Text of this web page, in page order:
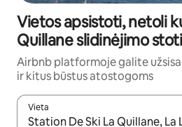
Vietos apsistoti, netoli
Quillane slidinėjimo
Airbnb platformoje galite
ir kitus būstus atostogoms
Vieta
Kai pasirodys paieškos